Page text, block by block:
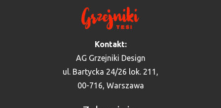
Kontakt:
AG Grzejniki Design
ul. Bartycka 24/26 lok. 211,
00-716, Warszawa